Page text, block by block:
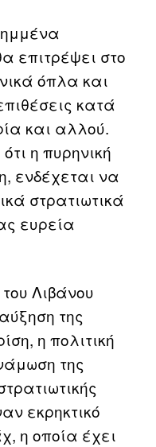
επιτρέψει στο
όπλα και
κατά
και αλλού.
η πυρηνική
ενδέχεται να
στρατιωτικά
ευρεία
Λιβάνου
της
η πολιτική
της
εκρηκτικό
η οποία έχει